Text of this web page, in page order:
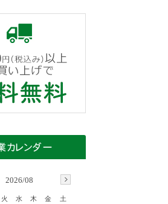
2026/08
火 水 木 金
土